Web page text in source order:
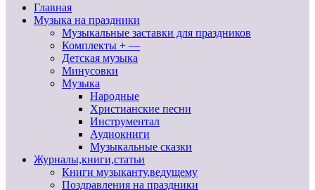
Главная
Музыка на праздники
Музыкальные заставки для праздников
Комплекты + —
Детская музыка
Минусовки
Музыка
Народные
Христианские песни
Инструментал
Аудиокниги
Музыкальные сказки
Журналы,книги,статьи
Книги музыканту,ведущему
Поздравления на праздники